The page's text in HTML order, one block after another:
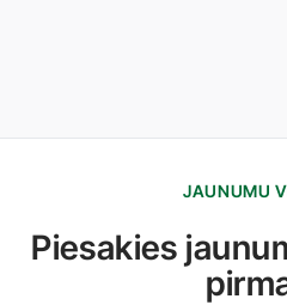
JAUNUMU
Piesakies